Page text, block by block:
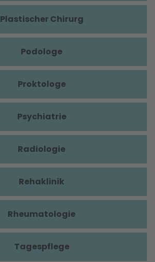
Plastischer Chirurg
Podologe
Proktologe
Psychiatrie
Radiologie
Rehaklinik
Rheumatologie
Tagespflege